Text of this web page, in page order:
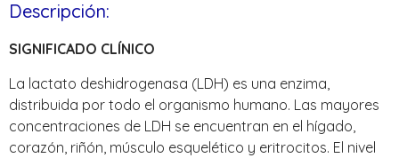
Descripción:
SIGNIFICADO CLÍNICO
La lactato deshidrogenasa (LDH) es una enzima,
distribuida por todo el organismo humano. Las mayores
concentraciones de LDH se encuentran en el hígado,
corazón, riñón, músculo esquelético y eritrocitos. El nivel